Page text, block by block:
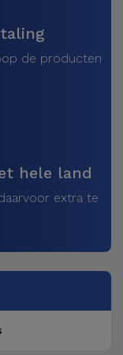
de producten
hele land
extra te